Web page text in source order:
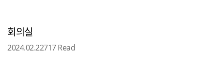
회의실
2024.02.22717 Read